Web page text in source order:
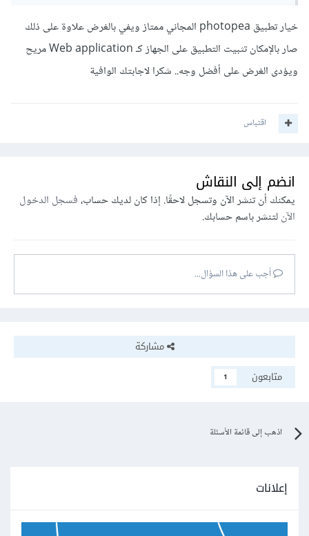
خلال برنامج Wine أو برنامج آخر مشابهة أو حتى عمل نظام
وهمي من خلال VirtualBox وتثبيت ويندوز و Adobe
Photoshop عليه، وحينها سيمكنك تعديل وإستخراج
الصور من كل ملفات PSD بسهولة.
أضغط على قائمة File ثم Open ومنها أختر ملف PSD
الذي تريد فتحه، ثم ستظهر لديك هذه النافذة الصغيرة:
أجعل كل الإعدادات كما في الصورة ثم إضغط على
من Adobe Photoshop و GIMP.
ملفات PSD وتعديلها أيضًا من خلال المتصفح مباشرة، وهذا
خيار تطبيق photopea المجاني ممتاز ويفي بالغرض علاوة على ذلك
صار بالإمكان تثبيت التطبيق على الجهاز كـ Web application مريح
ويؤدى الغرض على أفضل وجه.. شكرا لاجابتك الوافية
اقتباس
انضم إلى النقاش
يمكنك أن تنشر الآن وتسجل لاحقًا. إذا كان لديك حساب،فسجل الدخول
الآنلتنشر باسم حسابك.
أجب على هذا السؤال...
مشاركة
متابعون
1
اذهب إلى قائمة الأسئلة
إعلانات